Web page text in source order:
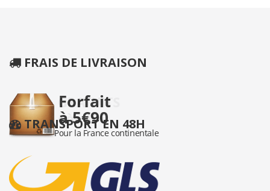
FRAIS DE LIVRAISON
TRANSPORT EN 48H